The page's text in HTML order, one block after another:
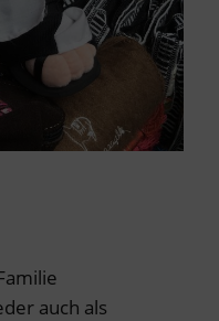
auch als